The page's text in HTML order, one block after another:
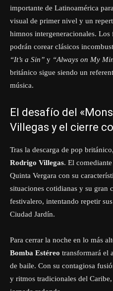
importante de Latinoamérica
visual de primer nivel y un
himnos intergeneracionales.
podrán corear clásicos
“It’s a Sin” y “Always on My
británico sigue siendo un
música.
El desafío del
Villegas y el cierre
Tras la descarga de pop
Rodrigo Villegas. El
Quinta Vergara con su
situaciones cotidianas y su gran
festivalero, intentando repetir
Ciudad Jardín.
Para cerrar la noche en lo más
Bomba Estéreo transformará el
de baile. Con su contagiosa
y ritmos tradicionales del